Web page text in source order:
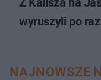
wyruszyli po
NAJNOWSZE